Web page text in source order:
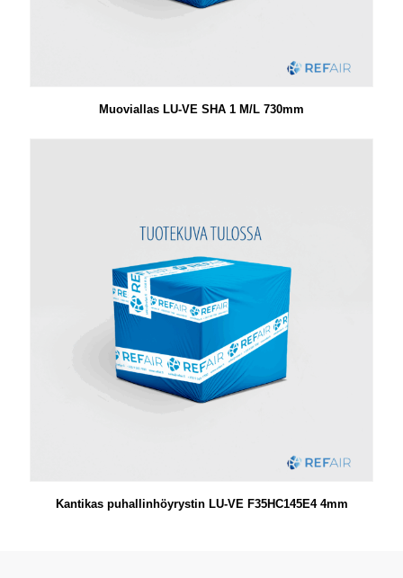
Muoviallas LU-VE SHA 1 M/L 730mm
Kantikas puhallinhöyrystin LU-VE F35HC145E4 4mm